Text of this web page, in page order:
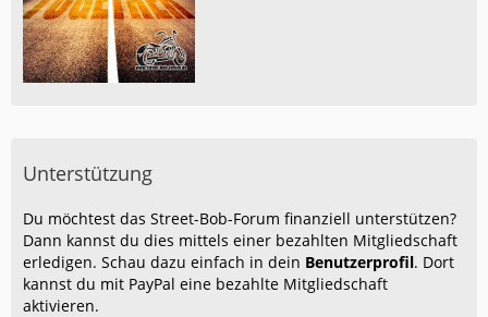
Unterstützung
Du möchtest das Street-Bob-Forum finanziell unterstützen?
Dann kannst du dies mittels einer bezahlten Mitgliedschaft
erledigen. Schau dazu einfach in dein Benutzerprofil. Dort
kannst du mit PayPal eine bezahlte Mitgliedschaft
aktivieren.